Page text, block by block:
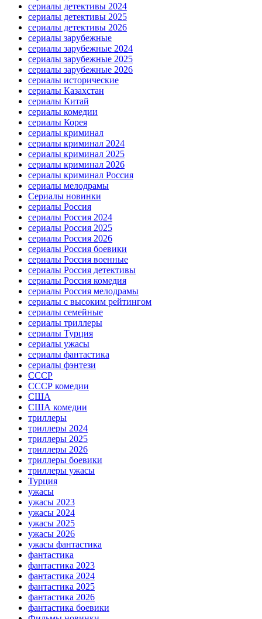
сериалы детективы 2024
сериалы детективы 2025
сериалы детективы 2026
сериалы зарубежные
сериалы зарубежные 2024
сериалы зарубежные 2025
сериалы зарубежные 2026
сериалы исторические
сериалы Казахстан
сериалы Китай
сериалы комедии
сериалы Корея
сериалы криминал
сериалы криминал 2024
сериалы криминал 2025
сериалы криминал 2026
сериалы криминал Россия
сериалы мелодрамы
Сериалы новинки
сериалы Россия
сериалы Россия 2024
сериалы Россия 2025
сериалы Россия 2026
сериалы Россия боевики
сериалы Россия военные
сериалы Россия детективы
сериалы Россия комедия
сериалы Россия мелодрамы
сериалы с высоким рейтингом
сериалы семейные
сериалы триллеры
сериалы Турция
сериалы ужасы
сериалы фантастика
сериалы фэнтези
СССР
СССР комедии
США
США комедии
триллеры
триллеры 2024
триллеры 2025
триллеры 2026
триллеры боевики
триллеры ужасы
Турция
ужасы
ужасы 2023
ужасы 2024
ужасы 2025
ужасы 2026
ужасы фантастика
фантастика
фантастика 2023
фантастика 2024
фантастика 2025
фантастика 2026
фантастика боевики